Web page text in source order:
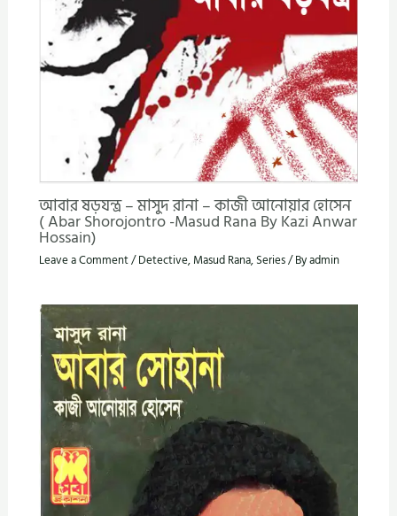
আবার ষড়যন্ত্র – মাসুদ রানা – কাজী আনোয়ার হোসেন
( Abar Shorojontro -Masud Rana By Kazi Anwar
Hossain)
Leave a Comment/Detective, Masud Rana, Series/ Byadmin